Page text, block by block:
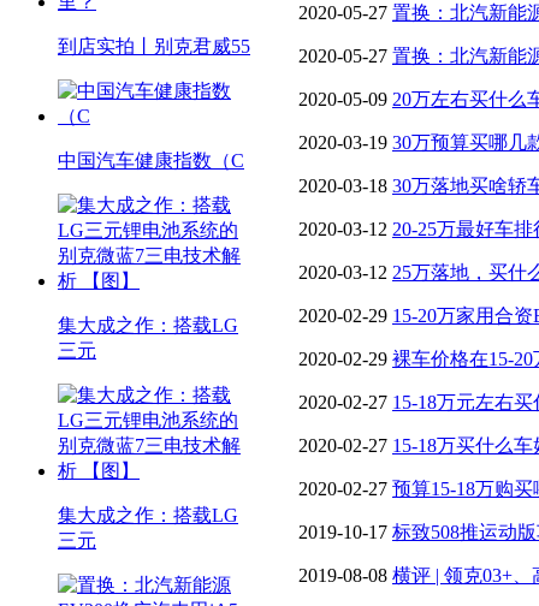
到店实拍丨别克君威55
中国汽车健康指数（C
集大成之作：搭载LG
三元
集大成之作：搭载LG
三元
蓝7三电技术解析 【图】
2020-05-27 置换：北汽新能
位 【图】
2020-05-27 置换：北汽新能
位 【图】
2020-05-09 20万左右买什么
2020-03-19 30万预算买哪几
2020-03-18 30万落地买啥轿
2020-03-12 20-25万最好车
2020-03-12 25万落地，买什
2020-02-29 15-20万家用合
2020-02-29 裸车价格在15-
价比最高 【图】
2020-02-27 15-18万元左右
2020-02-27 15-18万买什么
错！ 【图】
2020-02-27 预算15-18万购
2019-10-17 标致508推运动
2019-08-08 横评 | 领克03+